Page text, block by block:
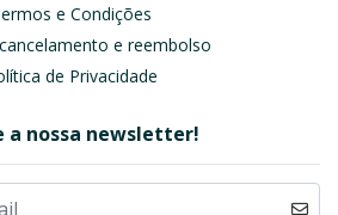
e Condições
e reembolso
de Privacidade
a nossa newsletter!